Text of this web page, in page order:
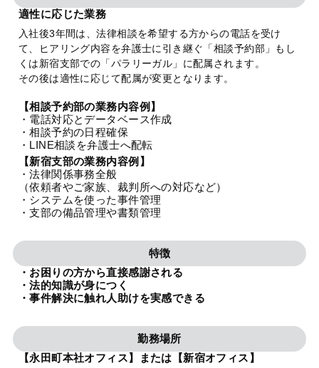
適性に応じた業務
入社後3年間は、法律相談を希望する方からの電話を受け
て、ヒアリング内容を弁護士に引き継ぐ「相談予約部」もし
くは新宿支部での「パラリーガル」に配属されます。
その後は適性に応じて配属が変更となります。
【相談予約部の業務内容例】
・電話対応とデータベース作成
・相談予約の日程確保
・LINE相談を弁護士へ配転
【新宿支部の業務内容例】
・法律関係事務全般
（依頼者やご家族、裁判所への対応など）
・システムを使った事件管理
・支部の備品管理や書類管理
特徴
・お困りの方から直接感謝される
・法的知識が身につく
・事件解決に触れ人助けを実感できる
勤務場所
【永田町本社オフィス】または【新宿オフィス】
お知らせ
特設サイト
法人グループ
プライバシーポリシー 利用規約 内部通報
TikTok受賞 定義集